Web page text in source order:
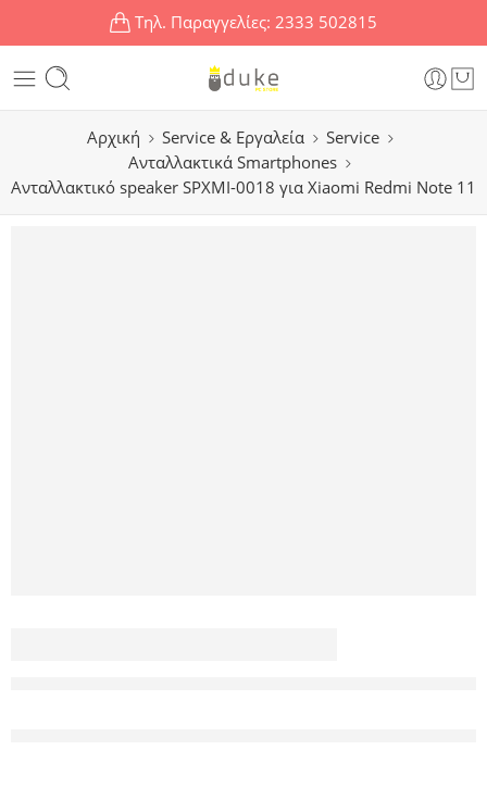
Τηλ. Παραγγελίες: 2333 502815
Αρχική Service & Εργαλεία
Service
Ανταλλακτικά Smartphones
Ανταλλακτικό speaker SPXMI-0018 για Xiaomi Redmi Note 11